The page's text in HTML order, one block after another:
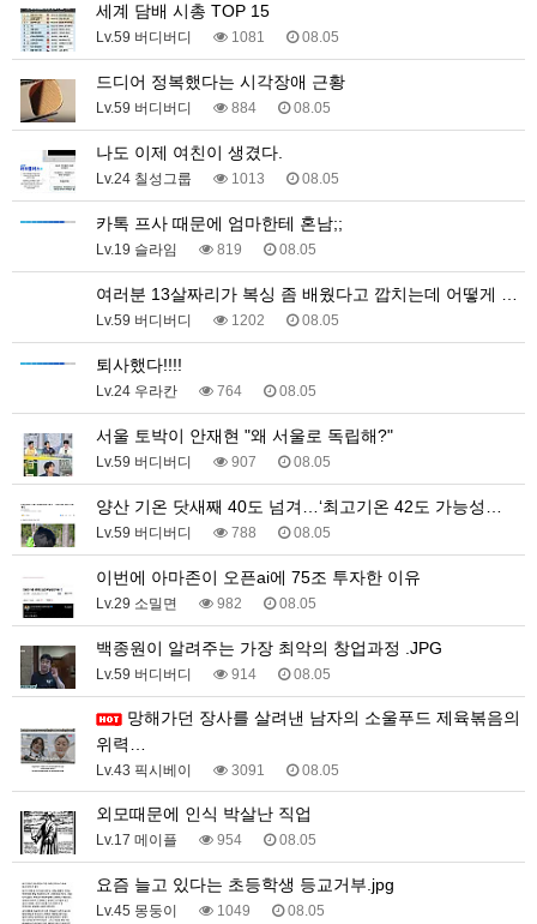
세계 담배 시총 TOP 15
Lv.59 버디버디 1081 08.05
드디어 정복했다는 시각장애 근황
Lv.59 버디버디 884 08.05
나도 이제 여친이 생겼다.
Lv.24 칠성그룹 1013 08.05
카톡 프사 때문에 엄마한테 혼남;;
Lv.19 슬라임 819 08.05
여러분 13살짜리가 복싱 좀 배웠다고 깝치는데 어떻게 …
Lv.59 버디버디 1202 08.05
퇴사했다!!!!
Lv.24 우라칸 764 08.05
서울 토박이 안재현 "왜 서울로 독립해?"
Lv.59 버디버디 907 08.05
양산 기온 닷새째 40도 넘겨…‘최고기온 42도 가능성…
Lv.59 버디버디 788 08.05
이번에 아마존이 오픈ai에 75조 투자한 이유
Lv.29 소밀면 982 08.05
백종원이 알려주는 가장 최악의 창업과정 .JPG
Lv.59 버디버디 914 08.05
위력…
Lv.43 픽시베이 3091 08.05
외모때문에 인식 박살난 직업
Lv.17 메이플 954 08.05
요즘 늘고 있다는 초등학생 등교거부.jpg
Lv.45 몽둥이 1049 08.05